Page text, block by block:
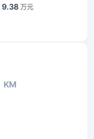
9.38 万元
KM